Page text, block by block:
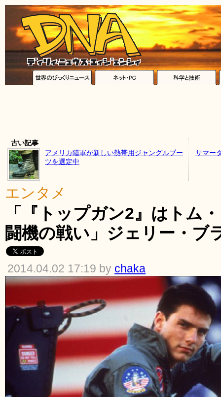
古い記事
アメリカ陸軍が新しい熱帯用ジャングルブー
ツを選定中
サマー
エンタメ
「『トップガン2』はトム
闘機の戦い」ジェリー・ブ
2014.04.02 17:19 by chaka